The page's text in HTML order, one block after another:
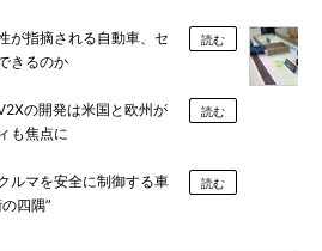
が指摘される自動車、セ
きるのか
読む
の開発は米国と欧州が
も焦点に
読む
ルマを安全に制御する車
四隅”
読む